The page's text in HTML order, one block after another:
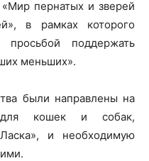
пернатых и зверей
в рамках которого
поддержать
меньших».
были направлены на
кошек и собак,
и необходимую